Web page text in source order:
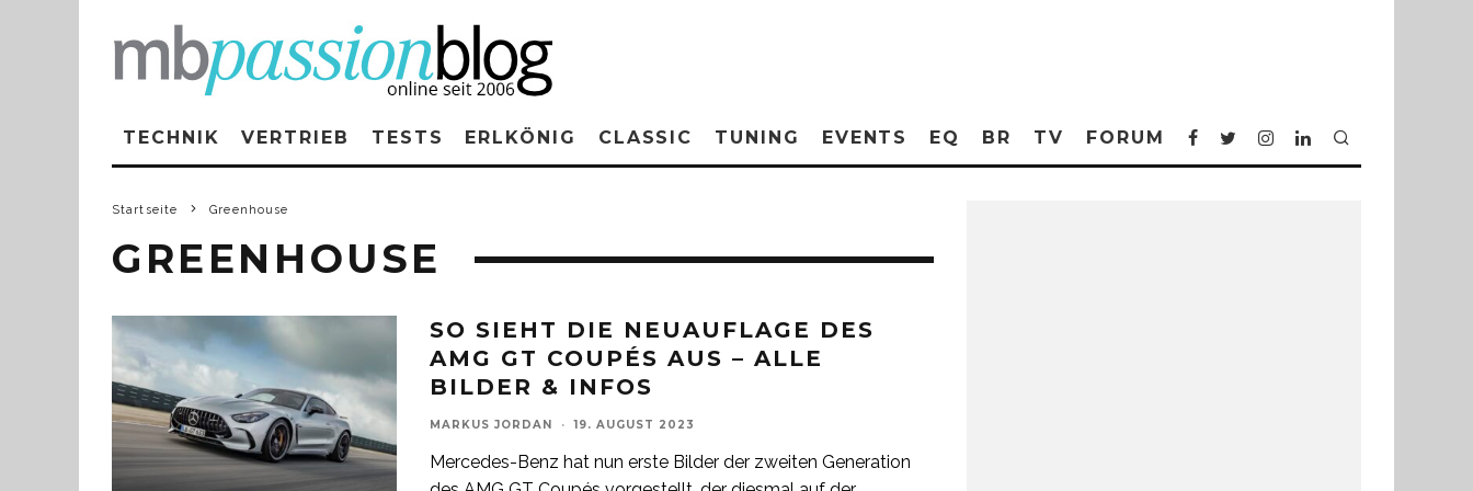
TECHNIK VERTRIEB TESTS ERLKÖNIG CLASSIC TUNING EVENTS EQ BR TV FORUM
Startseite Greenhouse
GREENHOUSE
SO SIEHT DIE NEUAUFLAGE DES
AMG GT COUPÉS AUS – ALLE
BILDER & INFOS
MARKUS JORDAN · 19. AUGUST 2023
Mercedes-Benz hat nun erste Bilder der zweiten Generation